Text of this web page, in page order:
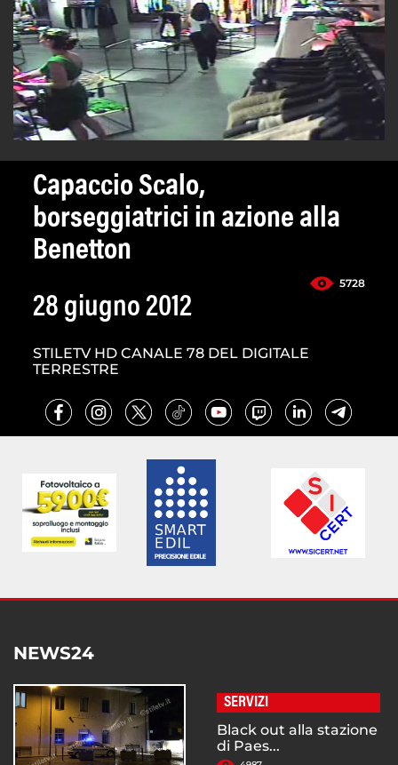
Capaccio Scalo,
borseggiatrici in azione alla
Benetton
5728
28 giugno 2012
STILETV HD CANALE 78 DEL DIGITALE
TERRESTRE
NEWS24
SERVIZI
Black out alla stazione
di Paes...